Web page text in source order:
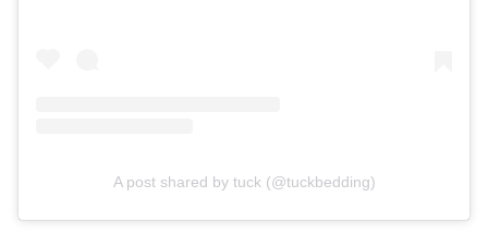
A post shared by tuck (@tuckbedding)